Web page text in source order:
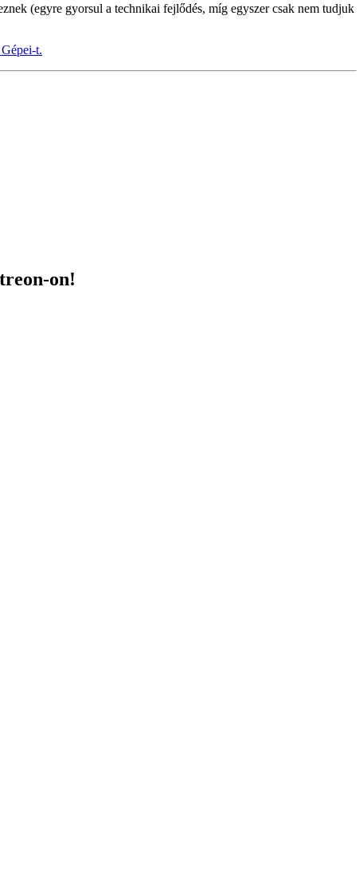
(egyre gyorsul a technikai fejlődés, míg egyszer csak nem tudjuk
t.
on!